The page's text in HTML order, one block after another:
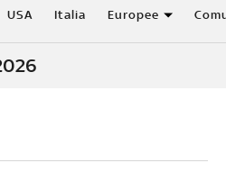
USA Italia Europee